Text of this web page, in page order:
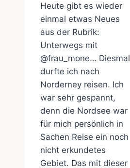
Heute gibt es wieder
einmal etwas Neues
aus der Rubrik:
Unterwegs mit
@frau_mone… Diesmal
durfte ich nach
Norderney reisen. Ich
war sehr gespannt,
denn die Nordsee war
für mich persönlich in
Sachen Reise ein noch
nicht erkundetes
Gebiet. Das mit dieser